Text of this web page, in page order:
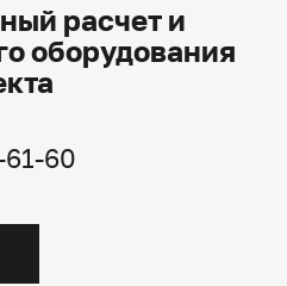
расчет и
оборудования
60